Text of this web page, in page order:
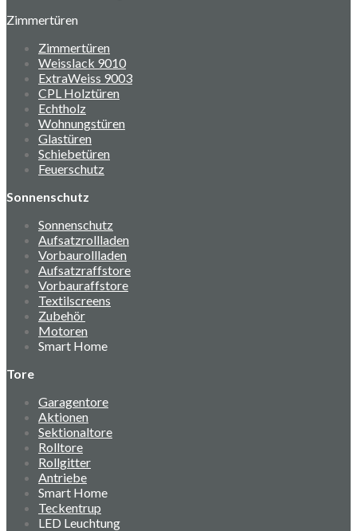
Zimmertüren
Zimmertüren
Weisslack 9010
ExtraWeiss 9003
CPL Holztüren
Echtholz
Wohnungstüren
Glastüren
Schiebetüren
Feuerschutz
Sonnenschutz
Sonnenschutz
Aufsatzrollladen
Vorbaurollladen
Aufsatzraffstore
Vorbauraffstore
Textilscreens
Zubehör
Motoren
Smart Home
Tore
Garagentore
Aktionen
Sektionaltore
Rolltore
Rollgitter
Antriebe
Smart Home
Teckentrup
LED Leuchtung